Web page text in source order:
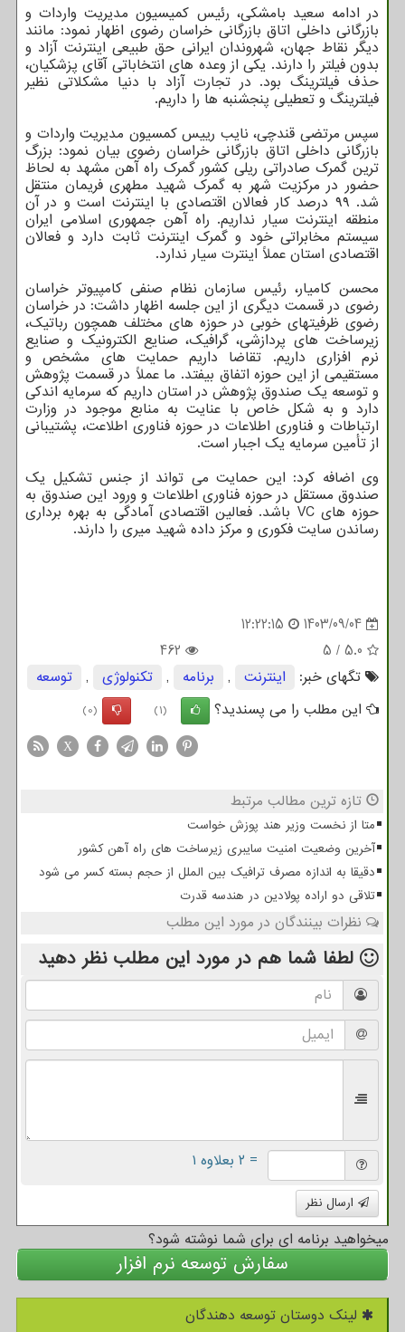
در ادامه سعید بامشکی، رئیس کمیسیون مدیریت واردات و
بازرگانی داخلی اتاق بازرگانی خراسان رضوی اظهار نمود: مانند
دیگر نقاط جهان، شهروندان ایرانی حق طبیعی اینترنت آزاد و
بدون فیلتر را دارند. یکی از وعده های انتخاباتی آقای پزشکیان،
حذف فیلترینگ بود. در تجارت آزاد با دنیا مشکلاتی نظیر
فیلترینگ و تعطیلی پنجشنبه ها را داریم.
سپس مرتضی قندچی، نایب رییس کمسیون مدیریت واردات و
بازرگانی داخلی اتاق بازرگانی خراسان رضوی بیان نمود: بزرگ
ترین گمرک صادراتی ریلی کشور گمرک راه آهن مشهد به لحاظ
حضور در مرکزیت شهر به گمرک شهید مطهری فریمان منتقل
شد. ۹۹ درصد کار فعالان اقتصادی با اینترنت است و در آن
منطقه اینترنت سیار نداریم. راه آهن جمهوری اسلامی ایران
سیستم مخابراتی خود و گمرک اینترنت ثابت دارد و فعالان
اقتصادی استان عملاً اینترت سیار ندارد.
محسن کامیار، رئیس سازمان نظام صنفی کامپیوتر خراسان
رضوی در قسمت دیگری از این جلسه اظهار داشت: در خراسان
رضوی ظرفیتهای خوبی در حوزه های مختلف همچون رباتیک،
زیرساخت های پردازشی، گرافیک، صنایع الکترونیک و صنایع
نرم افزاری داریم. تقاضا داریم حمایت های مشخص و
مستقیمی از این حوزه اتفاق بیفتد. ما عملاً در قسمت پژوهش
و توسعه یک صندوق پژوهش در استان داریم که سرمایه اندکی
دارد و به شکل خاص با عنایت به منابع موجود در وزارت
ارتباطات و فناوری اطلاعات در حوزه فناوری اطلاعت، پشتیبانی
از تأمین سرمایه یک اجبار است.
وی اضافه کرد: این حمایت می تواند از جنس تشکیل یک
صندوق مستقل در حوزه فناوری اطلاعات و ورود این صندوق به
حوزه های VC باشد. فعالین اقتصادی آمادگی به بهره برداری
رساندن سایت فکوری و مرکز داده شهید میری را دارند.
1403/09/04
12:22:15
5.0
/
5
462
تگهای خبر:
اینترنت , برنامه , تكنولوژی ,
توسعه
این مطلب را می پسندید؟
(1)
(0)
X
تازه ترین مطالب مرتبط
متا از نخست وزیر هند پوزش خواست
آخرین وضعیت امنیت سایبری زیرساخت های راه آهن کشور
دقیقا به اندازه مصرف ترافیک بین الملل از حجم بسته کسر می شود
تلاقی دو اراده پولادین در هندسه قدرت
نظرات بینندگان در مورد این مطلب
لطفا شما هم در مورد این مطلب نظر دهید
= ۲ بعلاوه ۱
ارسال نظر
میخواهید برنامه ای برای شما نوشته شود؟
سفارش توسعه نرم افزار
لینک دوستان توسعه دهندگان